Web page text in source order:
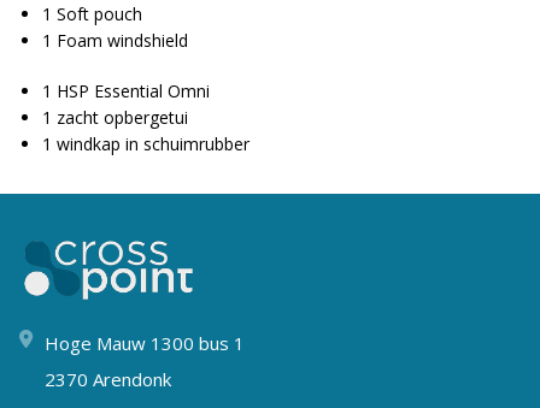
1 Soft pouch
1 Foam windshield
1 HSP Essential Omni
1 zacht opbergetui
1 windkap in schuimrubber
Hoge Mauw 1300 bus 1
2370 Arendonk